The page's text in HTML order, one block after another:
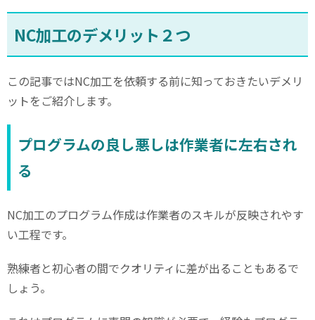
NC加工のデメリット２つ
この記事ではNC加工を依頼する前に知っておきたいデメリ
ットをご紹介します。
プログラムの良し悪しは作業者に左右され
る
NC加工のプログラム作成は作業者のスキルが反映されやす
い工程です。
熟練者と初心者の間でクオリティに差が出ることもあるで
しょう。